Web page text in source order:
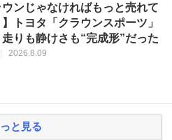
ウンじゃなければもっと売れて
トヨタ「クラウンスポーツ」
りも静けさも“完成形”だった
| 2026.8.09
と見る